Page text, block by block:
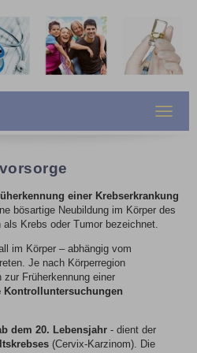
Toggle
einer Krebserkrankung
bösartige Neubildung im Körper des
Krebs oder Tumor bezeichnet.
im Körper – abhängig vom
Je nach Körperregion
zur Früherkennung einer
Kontrolluntersuchungen
dem 20. Lebensjahr - dient der
(Cervix-Karzinom). Die